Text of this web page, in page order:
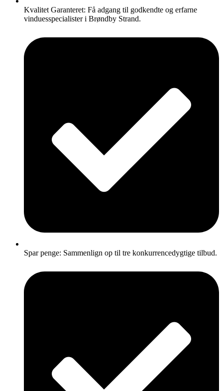
Kvalitet Garanteret: Få adgang til godkendte og erfarne
vinduesspecialister i Brøndby Strand.
Spar penge: Sammenlign op til tre konkurrencedygtige tilbud.